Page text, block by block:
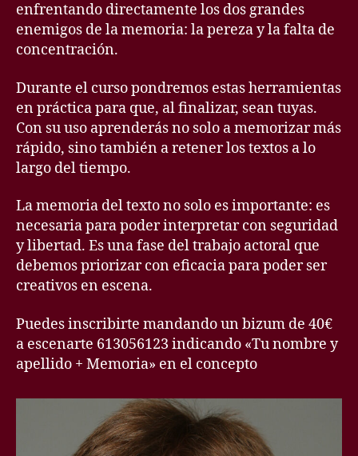
enfrentando directamente los dos grandes
enemigos de la memoria: la pereza y la falta de
concentración.
Durante el curso pondremos estas herramientas
en práctica para que, al finalizar, sean tuyas.
Con su uso aprenderás no solo a memorizar más
rápido, sino también a retener los textos a lo
largo del tiempo.
La memoria del texto no solo es importante: es
necesaria para poder interpretar con seguridad
y libertad. Es una fase del trabajo actoral que
debemos priorizar con eficacia para poder ser
creativos en escena.
Puedes inscribirte mandando un bizum de 40€
a escenarte 613056123 indicando «Tu nombre y
apellido + Memoria» en el concepto